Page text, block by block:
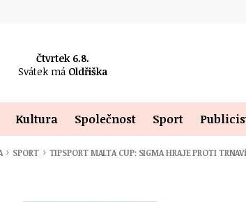
Čtvrtek 6.8.
Svátek má Oldřiška
Kultura Společnost Sport
› SPORT › TIPSPORT MALTA CUP: SIGMA HRAJE PROTI